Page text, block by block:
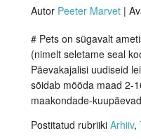
Autor Peeter Marvet |
# Pets on sügavalt
(nimelt seletame seal
Päevakajalisi uudiseid
sõidab mööda maad 2-
maakondade-
Postitatud rubriikiArhiiv,